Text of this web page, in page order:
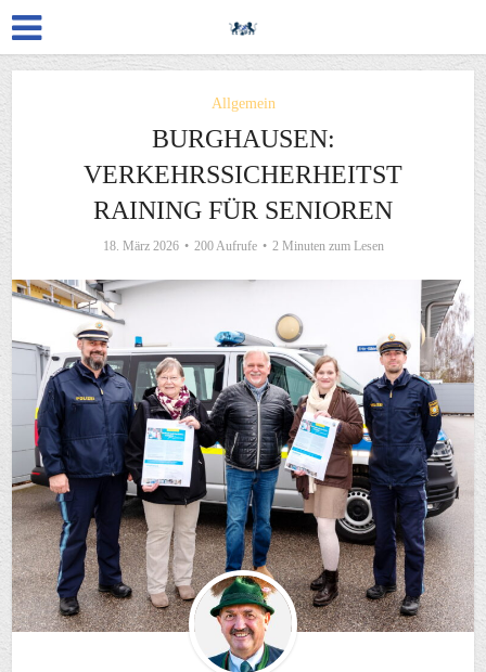
Allgemein
BURGHAUSEN:
VERKEHRSSICHERHEITST
RAINING FÜR SENIOREN
18. März 2026 200 Aufrufe 2 Minuten zum Lesen